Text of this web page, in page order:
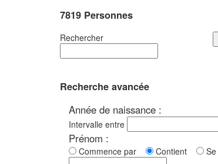
7819 Personnes
Rechercher
Recherche avancée
Année de naissance :
Intervalle entre
Prénom :
Commence par Contient